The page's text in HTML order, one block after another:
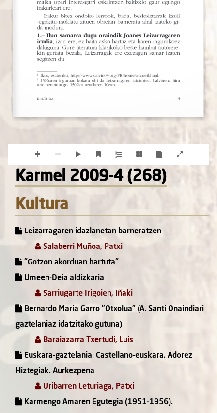
Karmel 2009-4 (268)
Kultura
Leizarragaren idazlanetan barneratzen
Salaberri Muñoa, Patxi
"Gotzon akorduan hartuta"
Umeen-Deia aldizkaria
Sarriugarte Irigoien, Iñaki
Bernardo Maria Garro "Otxolua" (A. Santi Onaindiari
gaztelaniaz idatzitako gutuna)
Baraiazarra Txertudi, Luis
Euskara-gaztelania. Castellano-euskara. Adorez
Hiztegiak. Aurkezpena
Uribarren Leturiaga, Patxi
Karmengo Amaren Egutegia (1951-1956).